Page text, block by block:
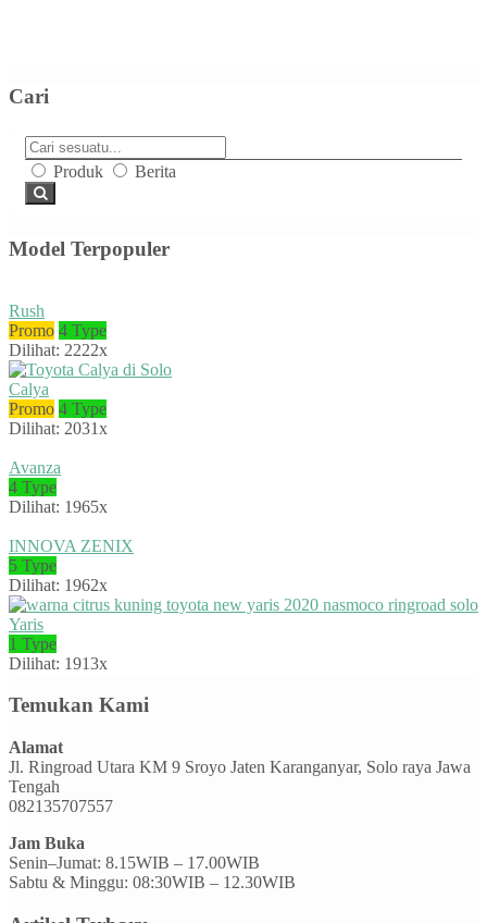
Cari
Produk Berita
Model Terpopuler
Rush
Promo 4 Type
Dilihat: 2222x
Calya
Promo 4 Type
Dilihat: 2031x
Avanza
4 Type
Dilihat: 1965x
INNOVA ZENIX
5 Type
Dilihat: 1962x
Yaris
1 Type
Dilihat: 1913x
Temukan Kami
Alamat
Jl. Ringroad Utara KM 9 Sroyo Jaten Karanganyar, Solo raya Jawa
Tengah
082135707557
Jam Buka
Senin–Jumat: 8.15WIB – 17.00WIB
Sabtu & Minggu: 08:30WIB – 12.30WIB